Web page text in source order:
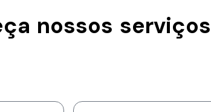
nossos serviços